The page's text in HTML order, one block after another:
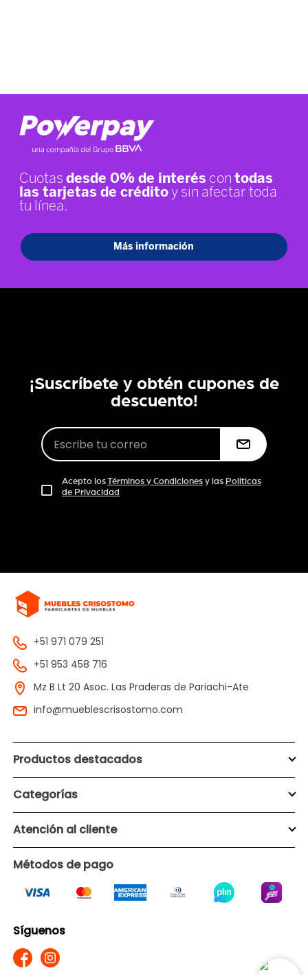
¡Suscríbete y obtén cupones de
descuento!
Acepto los Términos y Condiciones y las Políticas
de Privacidad
+51 971 079 251
+51 953 458 716
Mz B Lt 20 Asoc. Las Praderas de Pariachi-Ate
info@mueblescrisostomo.com
Productos destacados
Categorías
Atención al cliente
Métodos de pago